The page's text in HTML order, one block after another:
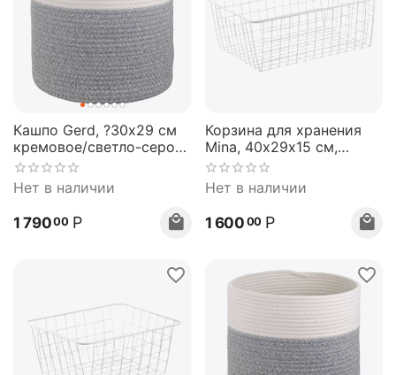
Кашпо Gerd, ?30х29 см
кремовое/светло-серое,
Bergenson Bjorn
Нет в наличии
1 79000 Р
Корзина для хранения
Mina, 40х29х15 см,
белая, Bergenson Bjorn
Нет в наличии
1 600 00 Р